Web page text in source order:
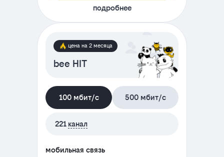
подробнее
цена на 2 месяца
bee HIT
100 мбит/с 500 мбит/с
221 канал
мобильная связь